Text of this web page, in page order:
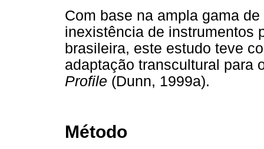
Com base na ampla gama
inexistência de instrumentos
brasileira, este estudo teve
adaptação transcultural para
Profile (Dunn, 1999a).
Método